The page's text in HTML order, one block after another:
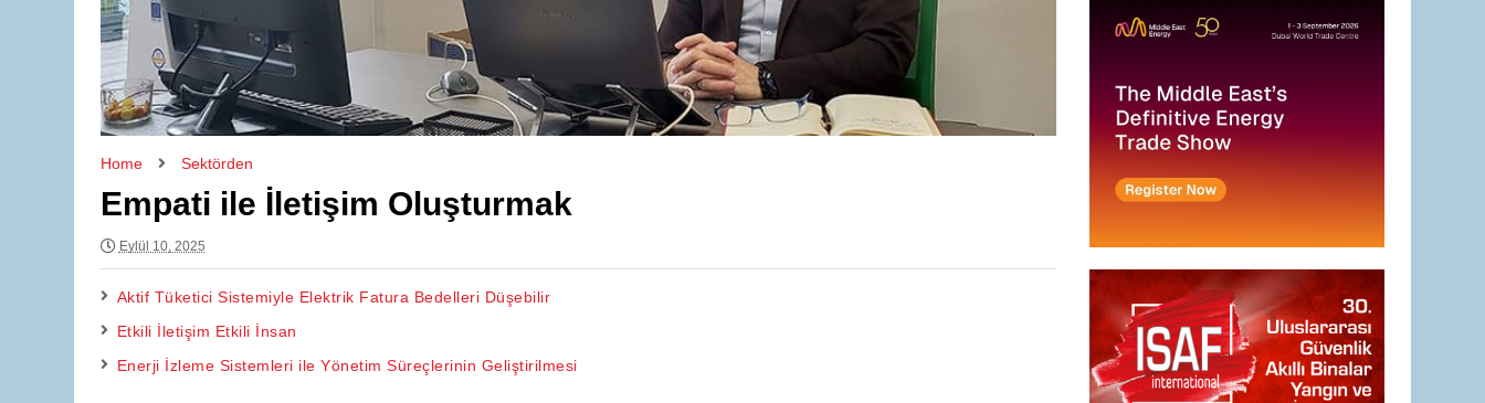
Home Sektörden
Empati ile İletişim Oluşturmak
Eylül 10, 2025
Aktif Tüketici Sistemiyle Elektrik Fatura Bedelleri Düşebilir
Etkili İletişim Etkili İnsan
Enerji İzleme Sistemleri ile Yönetim Süreçlerinin Geliştirilmesi